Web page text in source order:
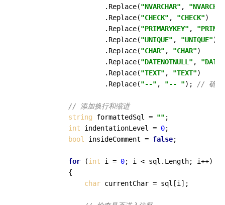
                     .Replace(
"NVARCHAR" ,
                     .Replace(
"CHECK" , "CHECK")
                     .Replace(
"PRIMARYKEY" ,
                     .Replace(
"UNIQUE" , "UNIQUE")
                     .Replace(
"CHAR" , "CHAR")
                     .Replace(
"DATENOTNULL" , "DATE
                     .Replace(
"TEXT" , "TEXT")
                     .Replace(
"--" , "-- "); // 确保
// 添加换行和缩进
string formattedSql = "" ;
int indentationLevel = 0;
bool
insideComment = false;
for (int i = 0; i < sql.Length; i++)
            {
char currentChar = sql[i];